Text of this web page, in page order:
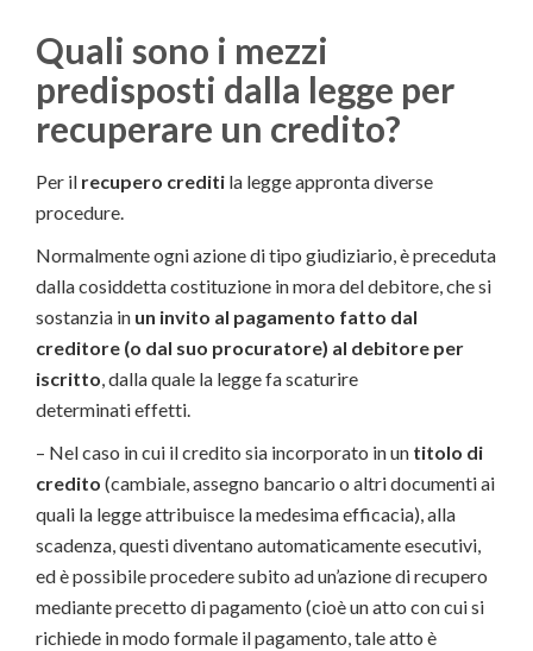
Quali sono i mezzi
predisposti dalla legge per
recuperare un credito?
Per il recupero crediti la legge appronta diverse
procedure.
Normalmente ogni azione di tipo giudiziario, è preceduta
dalla cosiddetta costituzione in mora del debitore, che si
sostanzia in un invito al pagamento fatto dal
creditore (o dal suo procuratore) al debitore per
iscritto, dalla quale la legge fa scaturire
determinati effetti.
– Nel caso in cui il credito sia incorporato in un titolo di
credito (cambiale, assegno bancario o altri documenti ai
quali la legge attribuisce la medesima efficacia), alla
scadenza, questi diventano automaticamente esecutivi,
ed è possibile procedere subito ad un’azione di recupero
mediante precetto di pagamento (cioè un atto con cui si
richiede in modo formale il pagamento, tale atto è